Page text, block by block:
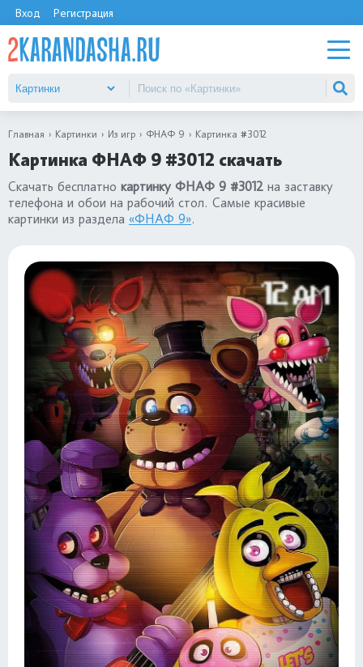
Вход Регистрация
Главная Картинки Из игр ФНАФ 9 Картинка #3012
Картинка ФНАФ 9 #3012 скачать
Скачать бесплатно картинку ФНАФ 9 #3012 на заставку
телефона и обои на рабочий стол. Самые красивые
картинки из раздела «ФНАФ 9».